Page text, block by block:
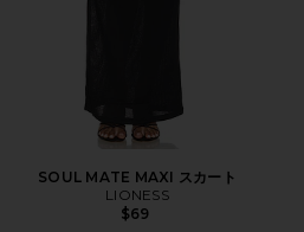
SOUL MATE MAXI スカート
LIONESS
$69